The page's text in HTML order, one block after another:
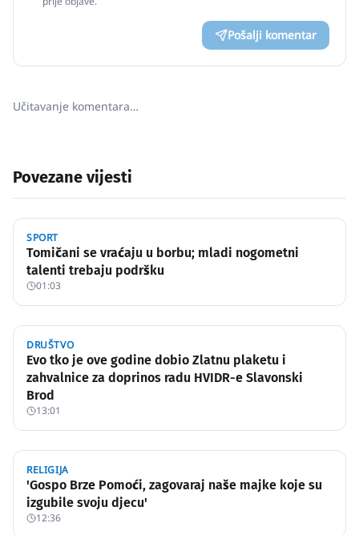
Pošalji komentar
Učitavanje komentara…
Povezane vijesti
SPORT
Tomičani se vraćaju u borbu; mladi nogometni
talenti trebaju podršku
01:03
DRUŠTVO
Evo tko je ove godine dobio Zlatnu plaketu i
zahvalnice za doprinos radu HVIDR-e Slavonski
Brod
13:01
RELIGIJA
'Gospo Brze Pomoći, zagovaraj naše majke koje su
izgubile svoju djecu'
12:36